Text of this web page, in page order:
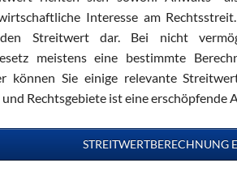
Interesse am
Streitwert dar. Bei nicht
meistens eine bestimmte
können Sie einige relevante
Rechtsgebiete ist eine erschöpfende